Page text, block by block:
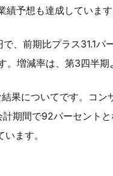
績予想も達成しています
で、前期比プラス31.1
。増減率は、第3四半
果についてです。コ
計期間で92パーセント
ます。